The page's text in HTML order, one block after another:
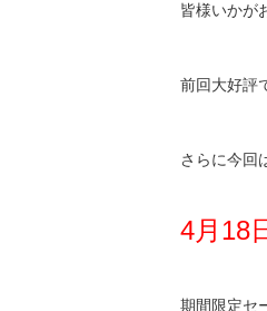
皆様いかが
前回大好評
さらに今回
4月18
期間限定セ